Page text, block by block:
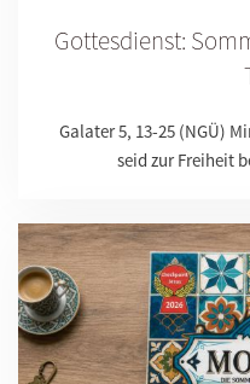
Gottesdienst:
Galater 5, 13-25 (NGÜ)
seid zur Freiheit